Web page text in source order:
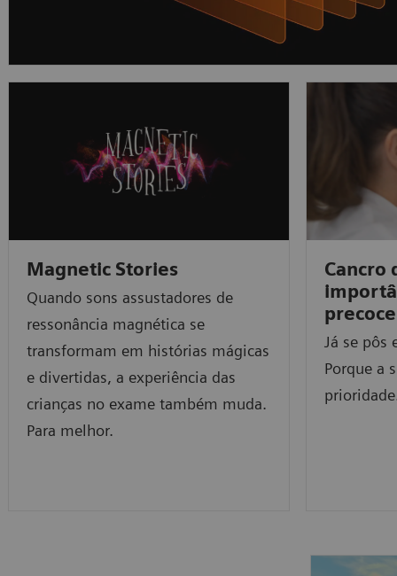
Magnetic Stories
Quando sons assustadores de
ressonância magnética se
transformam em histórias mágicas
e divertidas, a experiência das
crianças no exame também muda.
Para melhor.
Cancro
precoce
Já se pôs
Porque a